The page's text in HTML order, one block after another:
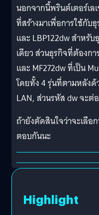
นอกจากนี้พรินต์เตอร์เล
ที่สร้างมาเพื่อการใช้กับธุ
และ LBP122dw สำหรั
เดียว ส่วนธุรกิจที่ต้องก
และ MF272dw ที่เป็น
โดยทั้ง 4 รุ่นที่ตามหลัง
LAN, ส่วนรหัส dw จะต่
ถ้ายังตัดสินใจว่าจะเลือ
ตอบกันนะ
Highlight